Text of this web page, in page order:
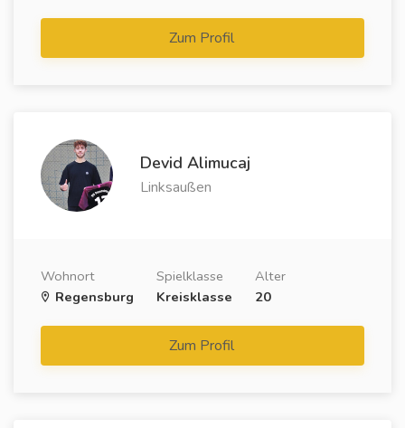
Zum Profil
Devid Alimucaj
Linksaußen
Wohnort
Regensburg
Spielklasse
Kreisklasse
Alter
20
Zum Profil